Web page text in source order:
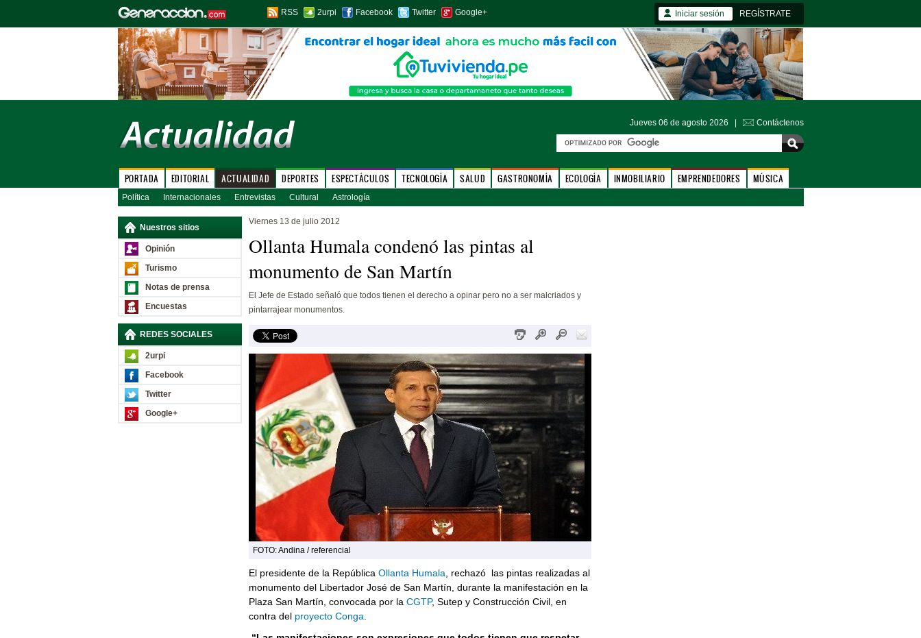
RSS 2urpi Facebook Twitter Google+ Iniciar sesión REGÍSTRATE
Jueves 06 de agosto 2026 | Contáctenos
PORTADA EDITORIAL ACTUALIDAD DEPORTES ESPECTÁCULOS TECNOLOGÍA SALUD GASTRONOMÍA ECOLOGÍA INMOBILIARIO EMPRENDEDORES MÚSICA
Política Internacionales Entrevistas Cultural Astrología
Nuestros sitios
Opinión
Turismo
Notas de prensa
Encuestas
REDES SOCIALES
2urpi
Facebook
Twitter
Google+
Viernes 13 de julio 2012
Ollanta Humala condenó las pintas al
monumento de San Martín
El Jefe de Estado señaló que todos tienen el derecho a opinar pero no a ser malcriados y
pintarrajear monumentos.
FOTO: Andina / referencial
El presidente de la República Ollanta Humala , rechazó las pintas realizadas al
monumento del Libertador José de San Martín, durante la manifestación en la
Plaza San Martín, convocada por la CGTP, Sutep y Construcción Civil, en
contra del proyecto Conga